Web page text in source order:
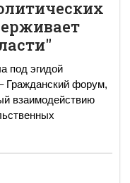
под эгидой
Гражданский форум,
взаимодействию